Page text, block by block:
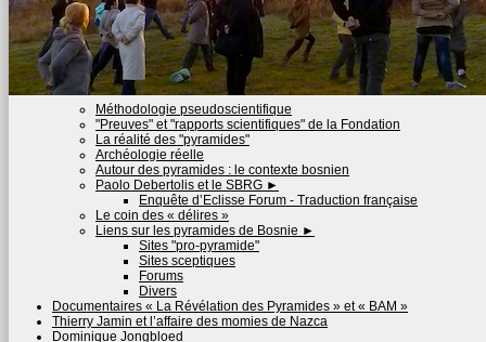
Méthodologie pseudoscientifique
"Preuves" et "rapports scientifiques" de la Fondation
La réalité des "pyramides"
Archéologie réelle
Autour des pyramides : le contexte bosnien
Paolo Debertolis et le SBRG ►
Enquête d’Eclisse Forum - Traduction française
Le coin des « délires »
Liens sur les pyramides de Bosnie ►
Sites "pro-pyramide"
Sites sceptiques
Forums
Divers
Documentaires « La Révélation des Pyramides » et « BAM »
Thierry Jamin et l’affaire des momies de Nazca
Dominique Jongbloed